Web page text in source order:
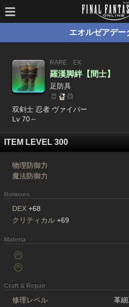
エオルゼアデー
RARE
EX
羅漢脚絆【間士】
足防具
双剣士 忍者 ヴァイパー
Lv 70～
ITEM LEVEL 300
物理防御力
魔法防御力
Bonuses
DEX +68
クリティカル +69
Materia
Craft & Repair
修理レベル
革